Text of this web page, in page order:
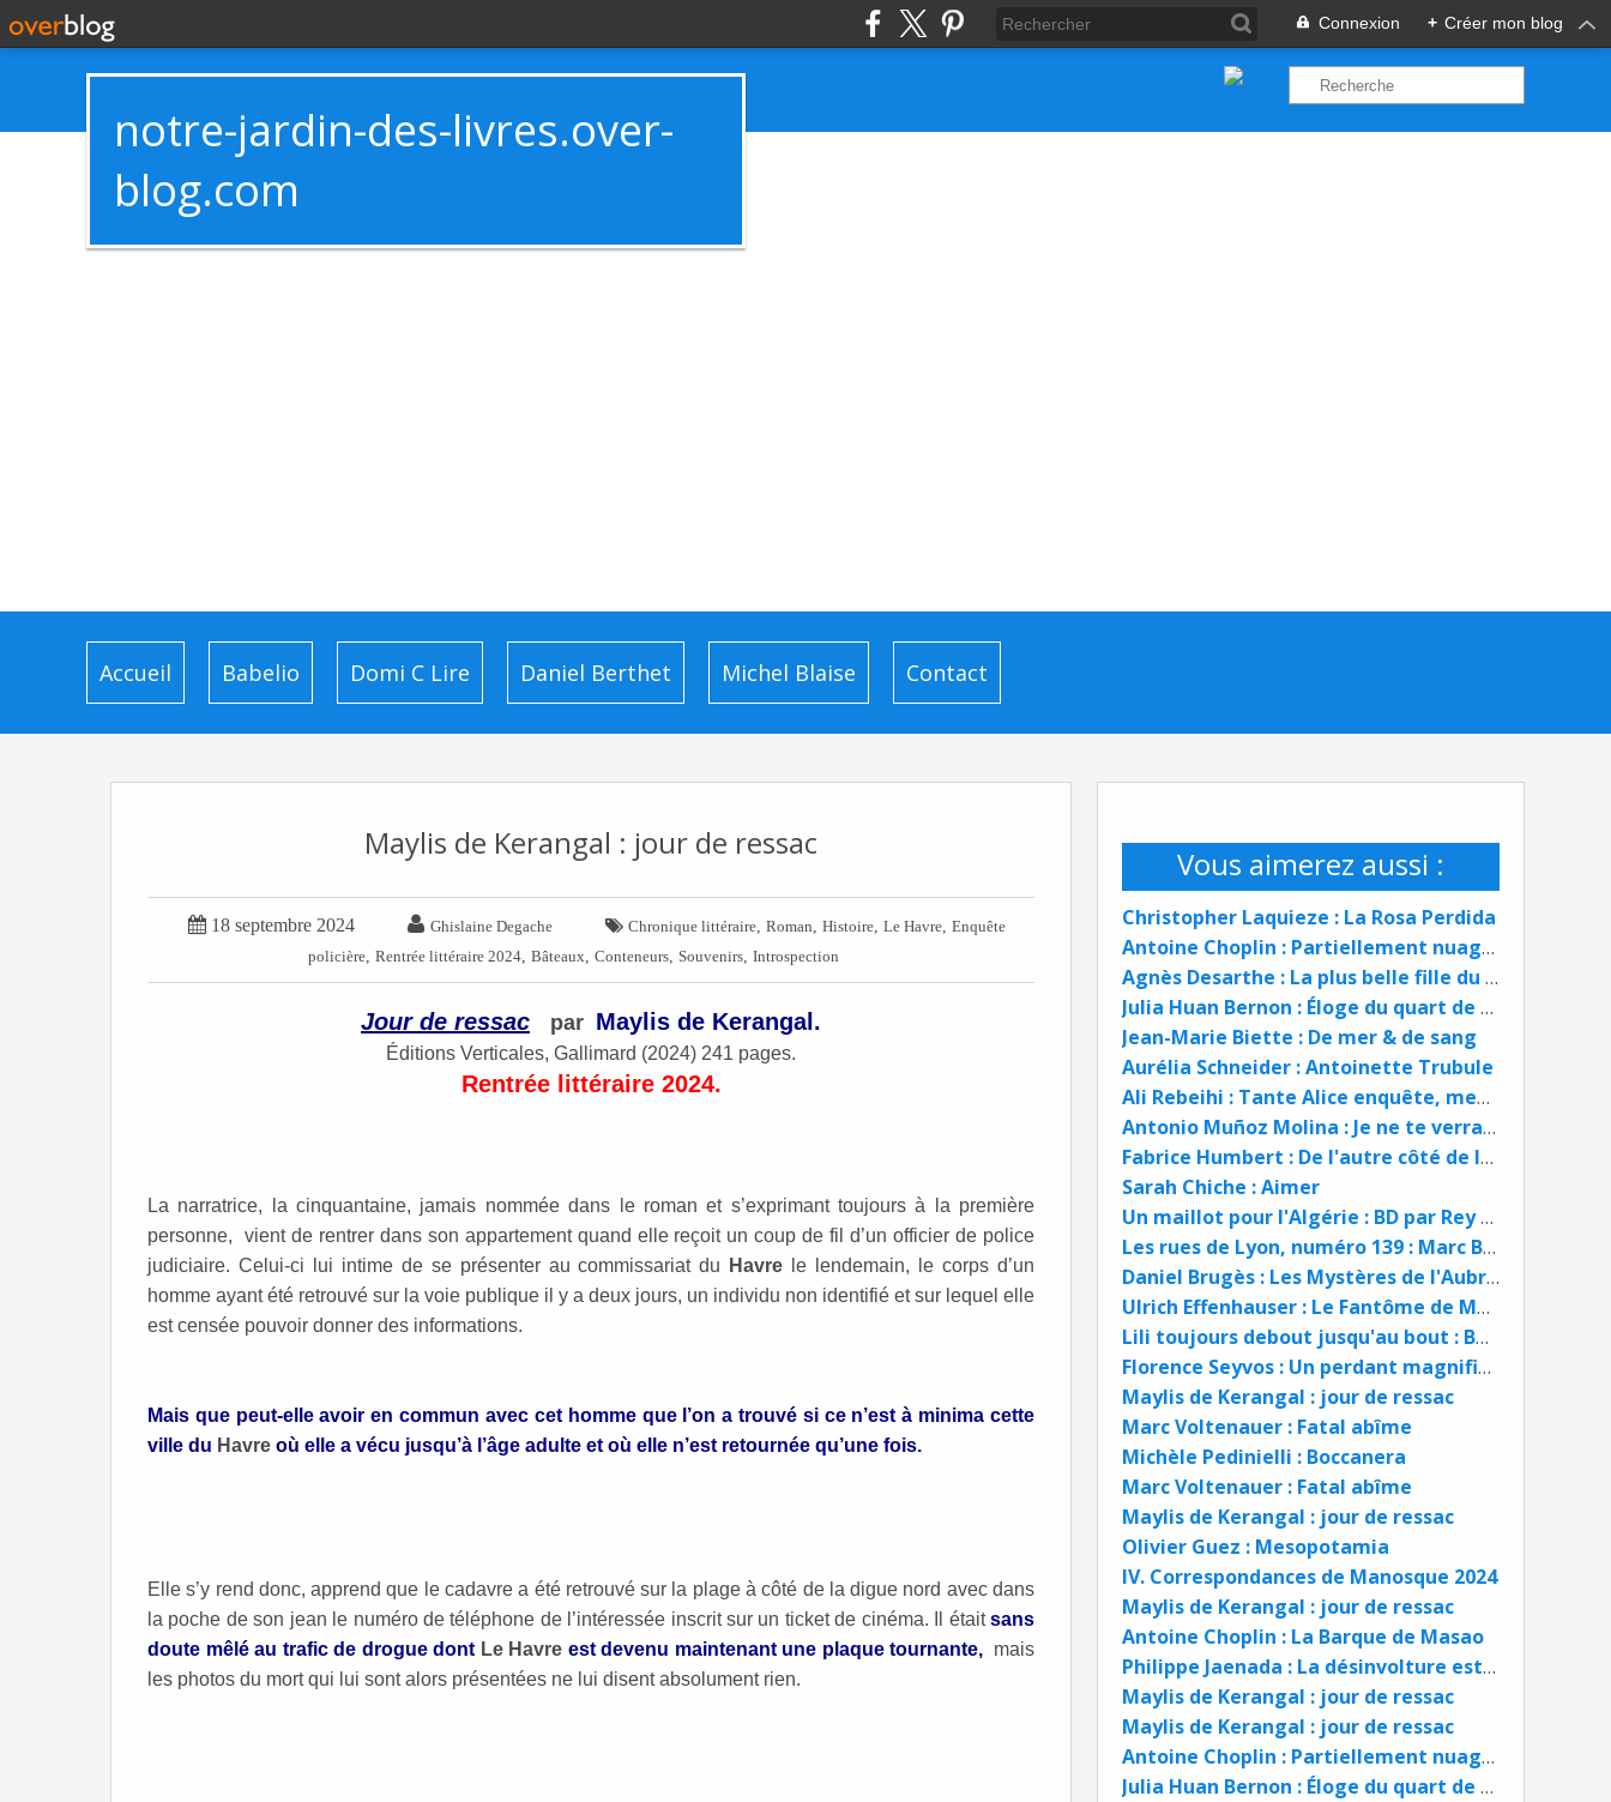
Connexion + Créer mon blog
notre-jardin-des-livres.over-
blog.com
Accueil Babelio Domi C Lire Daniel Berthet Michel Blaise Contact
Vous aimerez aussi :
Christopher Laquieze : La Rosa Perdida
Antoine Choplin : Partiellement nuageux
Agnès Desarthe : La plus belle fille du monde
Julia Huan Bernon : Éloge du quart de siècle
Jean-Marie Biette : De mer & de sang
Aurélia Schneider : Antoinette Trubule
Ali Rebeihi : Tante Alice enquête, meurtres en chaîne
Antonio Muñoz Molina : Je ne te verrai pas mourir
Fabrice Humbert : De l'autre côté de la vie
Sarah Chiche : Aimer
Un maillot pour l'Algérie : BD par Rey / Galic / Kris
Les rues de Lyon, numéro 139 : Marc Bloch, de Lyon au Panthéon
Daniel Brugès : Les Mystères de l'Aubrac
Ulrich Effenhauser : Le Fantôme de Mexico
Lili toujours debout jusqu'au bout : Boris Golzio et Lili Keller Rosenberg BD
Florence Seyvos : Un perdant magnifique
Maylis de Kerangal : jour de ressac
Marc Voltenauer : Fatal abîme
Michèle Pedinielli : Boccanera
Marc Voltenauer : Fatal abîme
Maylis de Kerangal : jour de ressac
Olivier Guez : Mesopotamia
IV. Correspondances de Manosque 2024
Maylis de Kerangal : jour de ressac
Antoine Choplin : La Barque de Masao
Philippe Jaenada : La désinvolture est une bien belle chose
Maylis de Kerangal : jour de ressac
Maylis de Kerangal : jour de ressac
Antoine Choplin : Partiellement nuageux
Julia Huan Bernon : Éloge du quart de siècle
Maylis de Kerangal : jour de ressac
 18 septembre 2024  Ghislaine Degache  Chronique littéraire Roman Histoire Le Havre
Enquête
policière, Rentrée littéraire 2024, Bâteaux Conteneurs, Souvenirs, Introspection
Jour de ressac par Maylis de Kerangal.
Éditions Verticales, Gallimard (2024) 241 pages.
Rentrée littéraire 2024.
La narratrice, la cinquantaine, jamais nommée dans le roman et s’exprimant toujours à la première
personne, vient de rentrer dans son appartement quand elle reçoit un coup de fil d’un officier de police
judiciaire. Celui-ci lui intime de se présenter au commissariat du
Havre
le lendemain, le corps d’un
homme ayant été retrouvé sur la voie publique il y a deux jours, un individu non identifié et sur lequel elle
est censée pouvoir donner des informations.
Mais que peut-elle avoir en commun avec cet homme que l’on a trouvé si ce n’est à minima cette
ville du Havre où elle a vécu jusqu’à l’âge adulte et où elle n’est retournée qu’une fois.
Elle s’y rend donc, apprend que le cadavre a été retrouvé sur la plage à côté de la digue nord avec dans
la poche de son jean le numéro de téléphone de l’intéressée inscrit sur un ticket de cinéma. Il étaitsans
doute mêlé au trafic de drogue dont Le Havre est devenu maintenant une plaque tournante, mais
les photos du mort qui lui sont alors présentées ne lui disent absolument rien.